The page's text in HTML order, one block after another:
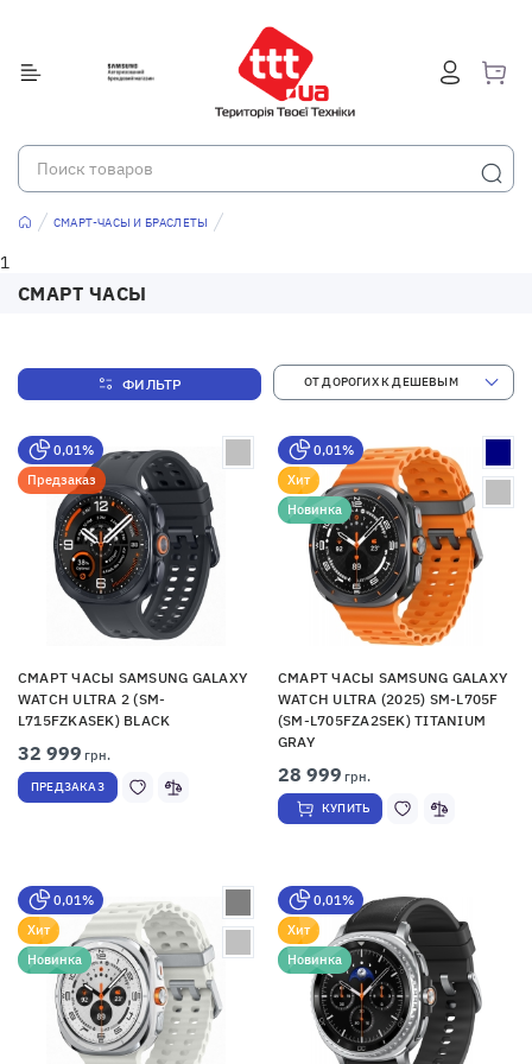
СМАРТ-ЧАСЫ И БРАСЛЕТЫ
1
СМАРТ ЧАСЫ
0,01%
Предзаказ
СМАРТ ЧАСЫ SAMSUNG GALAXY
WATCH ULTRA 2 (SM-
L715FZKASEK) BLACK
32 999 грн.
ПРЕДЗАКАЗ
0,01%
Хит
Новинка
СМАРТ ЧАСЫ SAMSUNG GALAXY
WATCH ULTRA (2025) SM-L705F
(SM-L705FZA2SEK) TITANIUM
GRAY
28 999 грн.
КУПИТЬ
0,01%
Хит
Новинка
0,01%
Хит
Новинка
ФИЛЬТР